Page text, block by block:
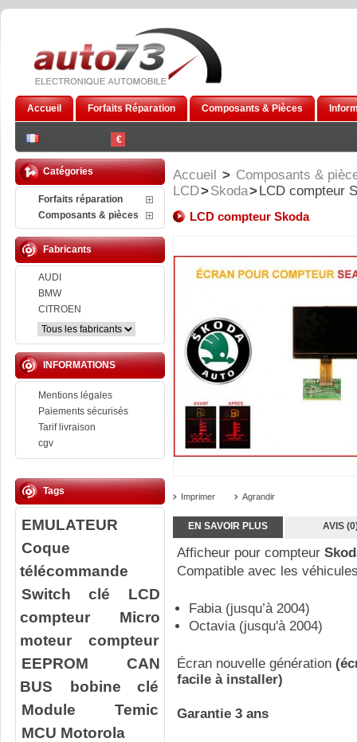
€
Accueil Forfaits Réparation Composants & Pièces
Catégories
Forfaits réparation
Composants & pièces
Fabricants
AUDI
BMW
CITROEN
INFORMATIONS
Mentions légales
Paiements sécurisés
Tarif livraison
cgv
Tags
EMULATEUR
Coque
télécommande
Switch clé
LCD
compteur
Micro
moteur compteur
EEPROM
CAN
BUS
bobine clé
Module Temic
MCU Motorola
Accueil > Composants &
LCD>Skoda>LCD compteur
LCD compteur Skoda
Imprimer Agrandir
EN SAVOIR PLUS AVIS
Afficheur pour compteur
Compatible avec les
Fabia (jusqu’à 2004)
Octavia (jusqu'à 2004)
Écran nouvelle génération
facile à installer)
Garantie 3 ans